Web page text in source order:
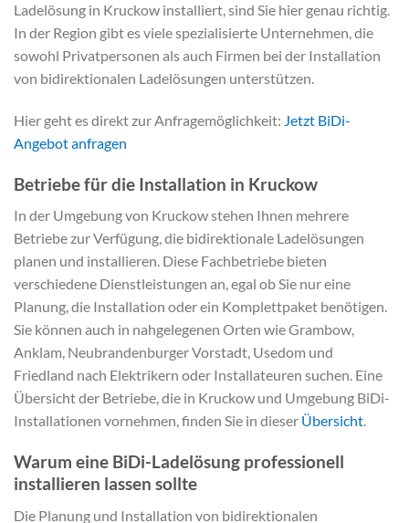
Ladelösung in Kruckow installiert, sind Sie hier genau richtig.
In der Region gibt es viele spezialisierte Unternehmen, die
sowohl Privatpersonen als auch Firmen bei der Installation
von bidirektionalen Ladelösungen unterstützen.
Hier geht es direkt zur Anfragemöglichkeit: Jetzt BiDi-
Angebot anfragen
Betriebe für die Installation in Kruckow
In der Umgebung von Kruckow stehen Ihnen mehrere
Betriebe zur Verfügung, die bidirektionale Ladelösungen
planen und installieren. Diese Fachbetriebe bieten
verschiedene Dienstleistungen an, egal ob Sie nur eine
Planung, die Installation oder ein Komplettpaket benötigen.
Sie können auch in nahgelegenen Orten wie Grambow,
Anklam, Neubrandenburger Vorstadt, Usedom und
Friedland nach Elektrikern oder Installateuren suchen. Eine
Übersicht der Betriebe, die in Kruckow und Umgebung BiDi-
Installationen vornehmen, finden Sie in dieser Übersicht.
Warum eine BiDi-Ladelösung professionell
installieren lassen sollte
Die Planung und Installation von bidirektionalen